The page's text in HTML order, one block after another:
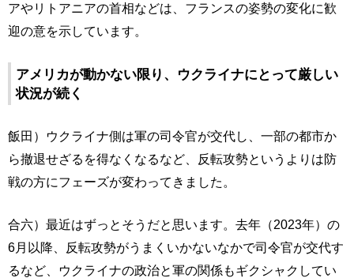
アやリトアニアの首相などは、フランスの姿勢の変化に歓
迎の意を示しています。
アメリカが動かない限り、ウクライナにとって厳しい
状況が続く
飯田）ウクライナ側は軍の司令官が交代し、一部の都市か
ら撤退せざるを得なくなるなど、反転攻勢というよりは防
戦の方にフェーズが変わってきました。
合六）最近はずっとそうだと思います。去年（2023年）の
6月以降、反転攻勢がうまくいかないなかで司令官が交代す
るなど、ウクライナの政治と軍の関係もギクシャクしてい